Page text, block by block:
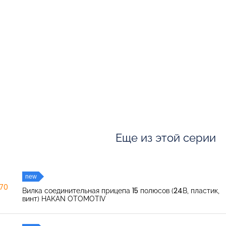
Еще из этой серии
new
Вилка соединительная прицепа 15 полюсов (24В, пластик,
винт) HAKAN OTOMOTIV